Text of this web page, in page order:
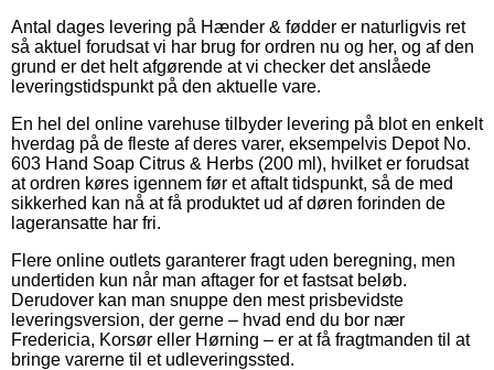
Antal dages levering på Hænder & fødder er naturligvis ret
så aktuel forudsat vi har brug for ordren nu og her, og af den
grund er det helt afgørende at vi checker det anslåede
leveringstidspunkt på den aktuelle vare.
En hel del online varehuse tilbyder levering på blot en enkelt
hverdag på de fleste af deres varer, eksempelvis Depot No.
603 Hand Soap Citrus & Herbs (200 ml), hvilket er forudsat
at ordren køres igennem før et aftalt tidspunkt, så de med
sikkerhed kan nå at få produktet ud af døren forinden de
lageransatte har fri.
Flere online outlets garanterer fragt uden beregning, men
undertiden kun når man aftager for et fastsat beløb.
Derudover kan man snuppe den mest prisbevidste
leveringsversion, der gerne – hvad end du bor nær
Fredericia, Korsør eller Hørning – er at få fragtmanden til at
bringe varerne til et udleveringssted.